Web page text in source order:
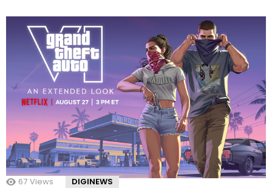
67 Views DIGINEWS